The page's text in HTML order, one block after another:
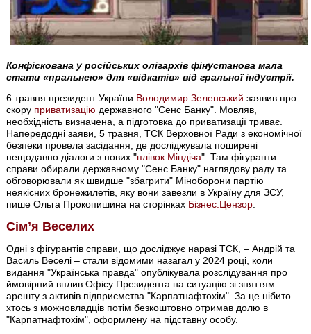
Конфіскована у російських олігархів фінустанова мала
стати «пральнею» для «відкатів» від гральної індустрії.
6 травня президент України Володимир Зеленський заявив про
скору приватизацію державного "Сенс Банку". Мовляв,
необхідність визначена, а підготовка до приватизації триває.
Напередодні заяви, 5 травня, ТСК Верховної Ради з економічної
безпеки провела засідання, де досліджувала поширені
нещодавно діалоги з нових "плівок Міндіча". Там фігуранти
справи обирали державному "Сенс Банку" наглядову раду та
обговорювали як швидше "збагрити" Міноборони партію
неякісних бронежилетів, яку вони завезли в Україну для ЗСУ,
пише Ольга Прокопишина на сторінках Бізнес.Цензор
Сім’я Веселих
Одні з фігурантів справи, що досліджує наразі ТСК, – Андрій та
Василь Веселі – стали відомими назагал у 2024 році, коли
видання "Українська правда" опублікувала розслідування про
ймовірний вплив Офісу Президента на ситуацію зі зняттям
арешту з активів підприємства "Карпатнафтохім". За це нібито
хтось з можновладців потім безкоштовно отримав долю в
"Карпатнафтохім", оформлену на підставну особу.